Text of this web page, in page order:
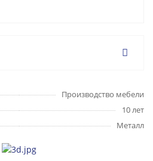
Производство мебели
10 лет
Металл